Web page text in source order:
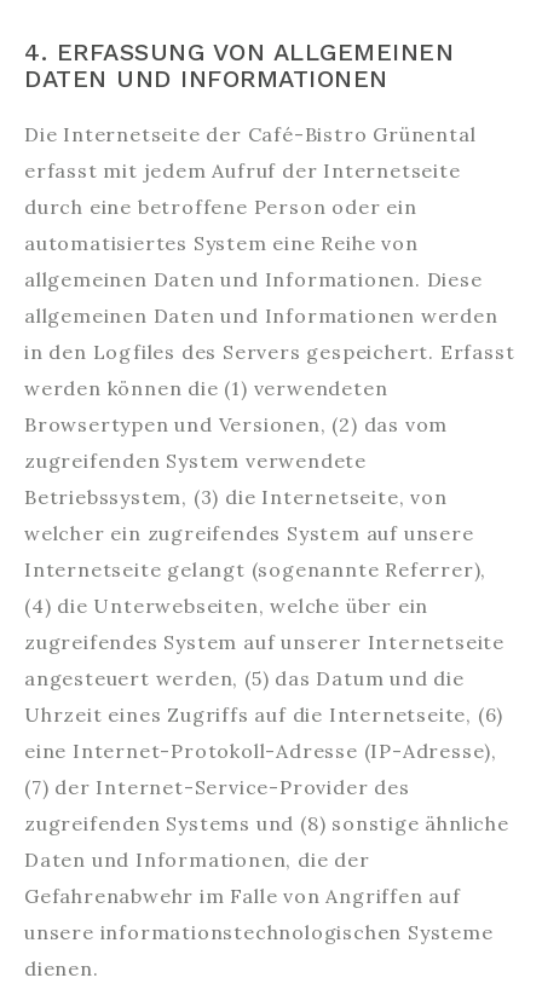
4. ERFASSUNG VON ALLGEMEINEN
DATEN UND INFORMATIONEN
Die Internetseite der Café-Bistro Grünental
erfasst mit jedem Aufruf der Internetseite
durch eine betroffene Person oder ein
automatisiertes System eine Reihe von
allgemeinen Daten und Informationen. Diese
allgemeinen Daten und Informationen werden
in den Logfiles des Servers gespeichert. Erfasst
werden können die (1) verwendeten
Browsertypen und Versionen, (2) das vom
zugreifenden System verwendete
Betriebssystem, (3) die Internetseite, von
welcher ein zugreifendes System auf unsere
Internetseite gelangt (sogenannte Referrer),
(4) die Unterwebseiten, welche über ein
zugreifendes System auf unserer Internetseite
angesteuert werden, (5) das Datum und die
Uhrzeit eines Zugriffs auf die Internetseite, (6)
eine Internet-Protokoll-Adresse (IP-Adresse),
(7) der Internet-Service-Provider des
zugreifenden Systems und (8) sonstige ähnliche
Daten und Informationen, die der
Gefahrenabwehr im Falle von Angriffen auf
unsere informationstechnologischen Systeme
dienen.